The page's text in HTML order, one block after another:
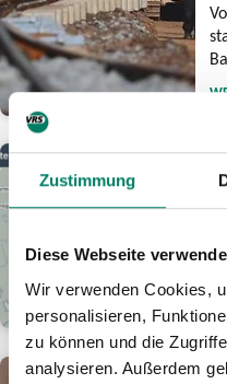
Zustimmung
Diese Webseite
Wir verwenden Cookies,
personalisieren,
zu können und die
analysieren. Außerdem